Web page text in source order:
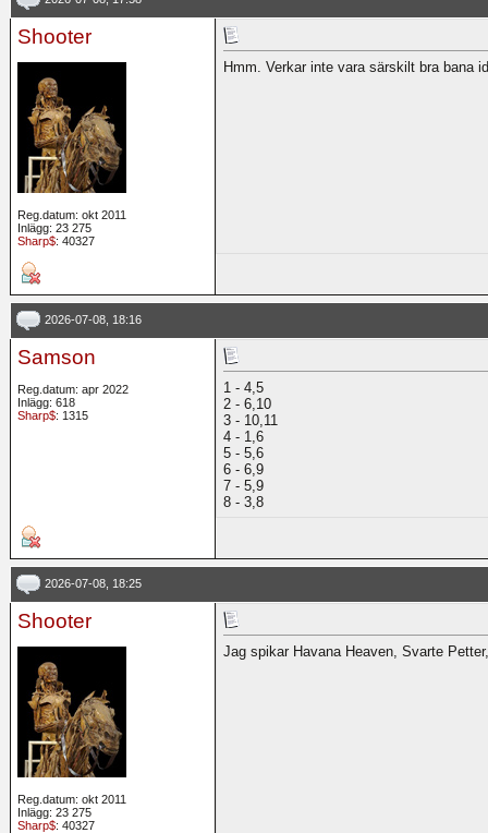
Shooter
Reg.datum: okt 2011
Inlägg: 23 275
Sharp$: 40327
Hmm. Verkar inte vara särskilt bra bana
2026-07-08, 18:16
Samson
Reg.datum: apr 2022
Inlägg: 618
Sharp$: 1315
1 - 4,5
2 - 6,10
3 - 10,11
4 - 1,6
5 - 5,6
6 - 6,9
7 - 5,9
8 - 3,8
2026-07-08, 18:25
Shooter
Reg.datum: okt 2011
Inlägg: 23 275
Sharp$: 40327
Jag spikar Havana Heaven, Svarte